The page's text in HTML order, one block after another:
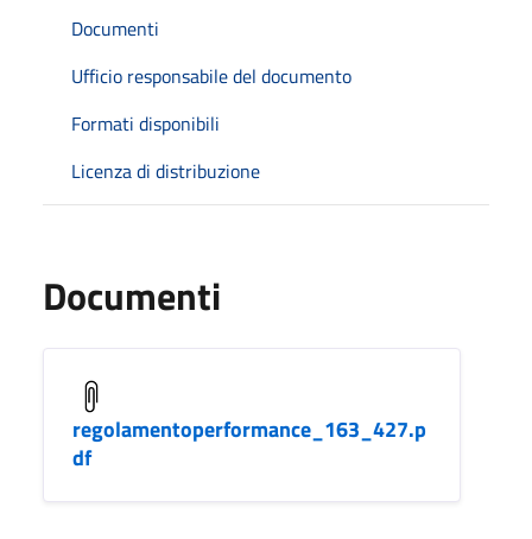
Documenti
Ufficio responsabile del documento
Formati disponibili
Licenza di distribuzione
Documenti
regolamentoperformance_163_427.p
df